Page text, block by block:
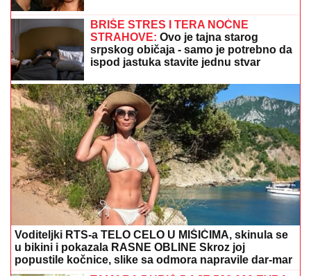
"RAZOČARALA SAM SE, MNOGI SU NESTALI
NAKON SAŠINE SMRTI"Suzana Jovanović otkrila da
su je zaboravili ljudi sa estrade: "Plaše se"
"DOLAZILA JE KOD NJEGA"Aneli
Ahmić DOBILA PREPISKE Filipa
Đukića i bivše cimerke, mislili da niko
neće saznati: "SVE DOĐE DO MENE!"
"SVAKO ĆE IMATI PRAVO DA
POGREŠI"Otac Nemanje Gudelja se
oglasio nakon što je postao deda i
otkrio kakvi su odnosi u porodici - sad
je sve jasno